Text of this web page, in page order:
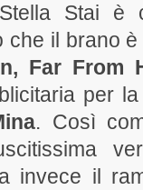
Stai è
che il brano
Far From
per
. Così
invece il